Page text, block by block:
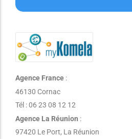
Agence France :
46130 Cornac
Tél : 06 23 08 12 12
Agence La Réunion :
97420 Le Port, La Réunion